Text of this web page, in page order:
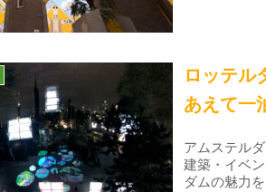
ロッテル
あえて一
アムステル
建築・イベ
ダムの魅力